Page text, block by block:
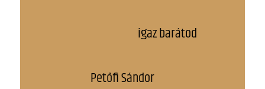
igaz barátod
Petőfi Sándor